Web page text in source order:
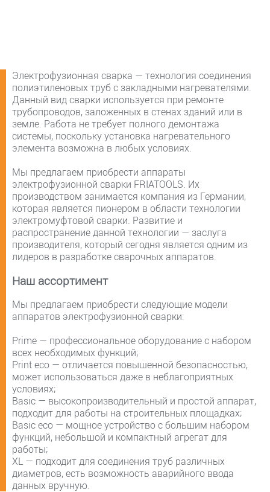
Электрофузионная сварка — технология соединения
полиэтиленовых труб с закладными нагревателями.
Данный вид сварки используется при ремонте
трубопроводов, заложенных в стенах зданий или в
земле. Работа не требует полного демонтажа
системы, поскольку установка нагревательного
элемента возможна в любых условиях.
Мы предлагаем приобрести аппараты
электрофузионной сварки FRIATOOLS. Их
производством занимается компания из Германии,
которая является пионером в области технологии
электромуфтовой сварки. Развитие и
распространение данной технологии — заслуга
производителя, который сегодня является одним из
лидеров в разработке сварочных аппаратов.
Наш ассортимент
Мы предлагаем приобрести следующие модели
аппаратов электрофузионной сварки:
Prime — профессиональное оборудование с набором
всех необходимых функций;
Print eco — отличается повышенной безопасностью,
может использоваться даже в неблагоприятных
условиях;
Basic — высокопроизводительный и простой аппарат,
подходит для работы на строительных площадках;
Basic eco — мощное устройство с большим набором
функций, небольшой и компактный агрегат для
работы;
XL — подходит для соединения труб различных
диаметров, есть возможность аварийного ввода
данных вручную.